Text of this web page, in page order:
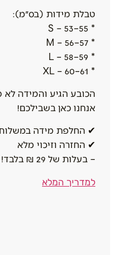
טבלת מידות (בס״מ):
* S – 53–55
* M – 56–57
* L – 58–59
* XL – 60–61
הכובע הגיע והמידה
אנחנו כאן בשבילכם!
✔ החלפת מידה במשלוח
✔ החזרה וזיכוי מלא
– בעלות של 29 ₪ בלבד!
למדריך המלא